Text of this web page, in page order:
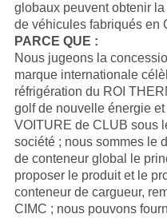
globaux peuvent obtenir
de véhicules fabriqués en
PARCE QUE :
Nous jugeons la
marque internationale
réfrigération du ROI
golf de nouvelle énergie et
VOITURE de CLUB sous
société ; nous sommes le
de conteneur global le
proposer le produit et le
conteneur de cargueur,
CIMC ; nous pouvons